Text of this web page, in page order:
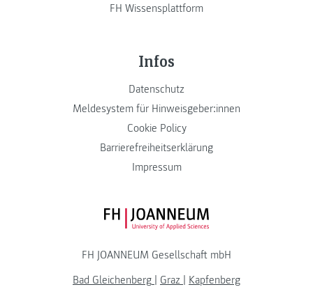
FH Wissensplattform
Infos
Datenschutz
Meldesystem für Hinweisgeber:innen
Cookie Policy
Barrierefreiheitserklärung
Impressum
FH JOANNEUM Logo
FH JOANNEUM Gesellschaft mbH
Bad Gleichenberg | Graz | Kapfenberg